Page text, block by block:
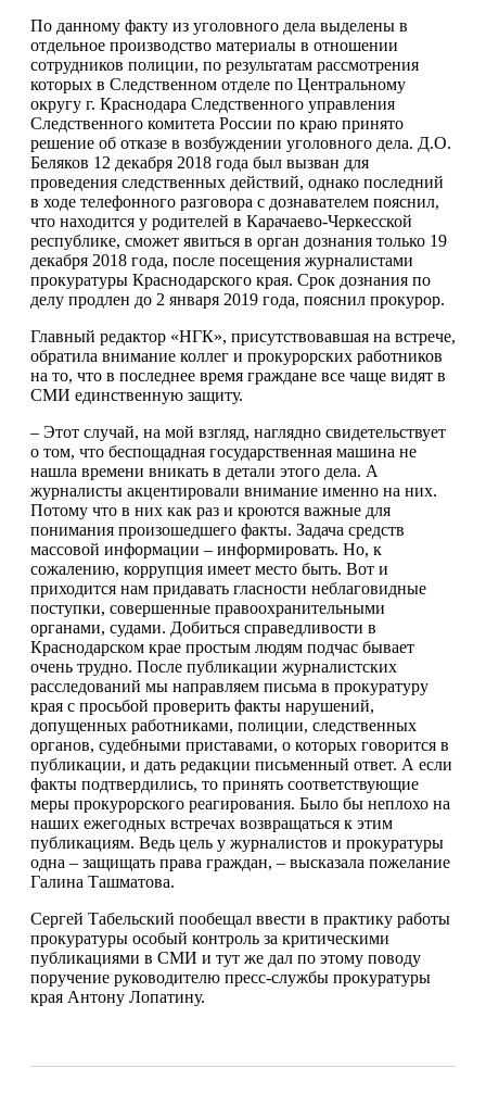
По данному факту из уголовного дела выделены в
отдельное производство материалы в отношении
сотрудников полиции, по результатам рассмотрения
которых в Следственном отделе по Центральному
округу г. Краснодара Следственного управления
Следственного комитета России по краю принято
решение об отказе в возбуждении уголовного дела. Д.О.
Беляков 12 декабря 2018 года был вызван для
проведения следственных действий, однако последний
в ходе телефонного разговора с дознавателем пояснил,
что находится у родителей в Карачаево-Черкесской
республике, сможет явиться в орган дознания только 19
декабря 2018 года, после посещения журналистами
прокуратуры Краснодарского края. Срок дознания по
делу продлен до 2 января 2019 года, пояснил прокурор.
Главный редактор «НГК», присутствовавшая на встрече,
обратила внимание коллег и прокурорских работников
на то, что в последнее время граждане все чаще видят в
СМИ единственную защиту.
– Этот случай, на мой взгляд, наглядно свидетельствует
о том, что беспощадная государственная машина не
нашла времени вникать в детали этого дела. А
журналисты акцентировали внимание именно на них.
Потому что в них как раз и кроются важные для
понимания произошедшего факты. Задача средств
массовой информации – информировать. Но, к
сожалению, коррупция имеет место быть. Вот и
приходится нам придавать гласности неблаговидные
поступки, совершенные правоохранительными
органами, судами. Добиться справедливости в
Краснодарском крае простым людям подчас бывает
очень трудно. После публикации журналистских
расследований мы направляем письма в прокуратуру
края с просьбой проверить факты нарушений,
допущенных работниками, полиции, следственных
органов, судебными приставами, о которых говорится в
публикации, и дать редакции письменный ответ. А если
факты подтвердились, то принять соответствующие
меры прокурорского реагирования. Было бы неплохо на
наших ежегодных встречах возвращаться к этим
публикациям. Ведь цель у журналистов и прокуратуры
одна – защищать права граждан, – высказала пожелание
Галина Ташматова.
Сергей Табельский пообещал ввести в практику работы
прокуратуры особый контроль за критическими
публикациями в СМИ и тут же дал по этому поводу
поручение руководителю пресс-службы прокуратуры
края Антону Лопатину.